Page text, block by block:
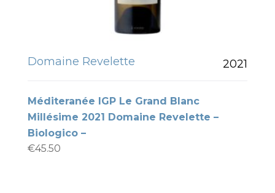
Domaine Revelette 2021
Méditeranée IGP Le Grand Blanc
Millésime 2021 Domaine Revelette –
Biologico –
€45.50